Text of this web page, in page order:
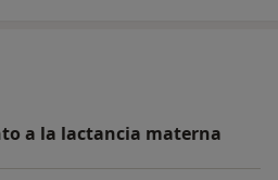
a la lactancia materna